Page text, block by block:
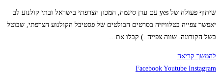
שיתוף פעולה של yes עם עדן סינמה, המכון הצרפתי בישראל ובתי קולנוע לב
יאפשר צפייה בטלוויזיה בסרטים הבולטים של פסטיבל הקולנוע הצרפתי, שבוטל
בשל הקורונה. שווה צפייה :) קבלו את…
להמשך קריאהפסטיבל
הקולנועFacebook Youtube Instagram